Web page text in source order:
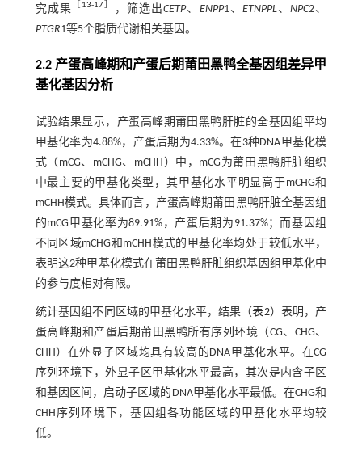
究成果 ［ 13-17］ ，筛选出CETP、 ENPP1、 ETNPPL、NPC2、
PTGR1等5个脂质代谢相关基因。
2.2 产蛋高峰期和产蛋后期莆田黑鸭全基因组差异甲
基化基因分析
试验结果显示，产蛋高峰期莆田黑鸭肝脏的全基因组平均
甲基化率为4.88%，产蛋后期为4.33%。在3种DNA甲基化模
式（mCG、mCHG、mCHH）中，mCG为莆田黑鸭肝脏组织
中最主要的甲基化类型，其甲基化水平明显高于mCHG和
mCHH模式。具体而言，产蛋高峰期莆田黑鸭肝脏全基因组
的mCG甲基化率为89.91%，产蛋后期为91.37%；而基因组
不同区域mCHG和mCHH模式的甲基化率均处于较低水平，
表明这2种甲基化模式在莆田黑鸭肝脏组织基因组甲基化中
的参与度相对有限。
统计基因组不同区域的甲基化水平，结果（表2）表明，产
蛋高峰期和产蛋后期莆田黑鸭所有序列环境（CG、CHG、
CHH）在外显子区域均具有较高的DNA甲基化水平。在CG
序列环境下，外显子区甲基化水平最高，其次是内含子区
和基因区间，启动子区域的DNA甲基化水平最低。在CHG和
CHH序列环境下，基因组各功能区域的甲基化水平均较
低。